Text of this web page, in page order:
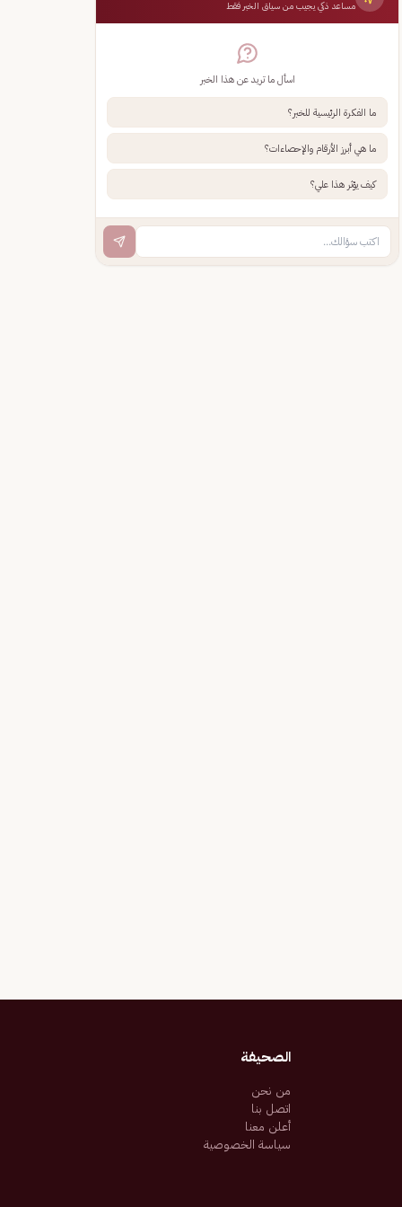
مساعد ذكي يجيب من سياق الخبر فقط
اسأل ما تريد عن هذا الخبر
ما الفكرة الرئيسية للخبر؟
ما هي أبرز الأرقام والإحصاءات؟
كيف يؤثر هذا علي؟
الصحيفة
من نحن
اتصل بنا
أعلن معنا
سياسة الخصوصية